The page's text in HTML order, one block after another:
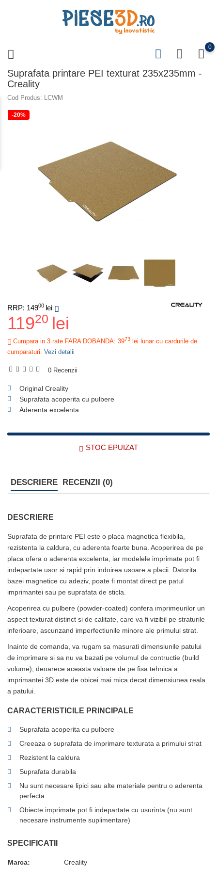
0
Suprafata printare PEI texturat 235x235mm -
Creality
Cod Produs: LCWM
-20%
RRP: 14900 lei
11920 lei
Cumpara in 3 rate FARA DOBANDA: 3973 lei lunar cu cardurile de
cumparaturi. Vezi detalii
0 Recenzii
Original Creality
Suprafata acoperita cu pulbere
Aderenta excelenta
STOC EPUIZAT
DESCRIERE RECENZII (0)
DESCRIERE
Suprafata de printare PEI este o placa magnetica flexibila,
rezistenta la caldura, cu aderenta foarte buna. Acoperirea de pe
placa ofera o aderenta excelenta, iar modelele imprimate pot fi
indepartate usor si rapid prin indoirea usoare a placii. Datorita
bazei magnetice cu adeziv, poate fi montat direct pe patul
imprimantei sau pe suprafata de sticla.
Acoperirea cu pulbere (powder-coated) confera imprimeurilor un
aspect texturat distinct si de calitate, care va fi vizibil pe straturile
inferioare, ascunzand imperfectiunile minore ale primului strat.
Inainte de comanda, va rugam sa masurati dimensiunile patului
de imprimare si sa nu va bazati pe volumul de contructie (build
volume), deoarece aceasta valoare de pe fisa tehnica a
imprimantei 3D este de obicei mai mica decat dimensiunea reala
a patului.
CARACTERISTICILE PRINCIPALE
Suprafata acoperita cu pulbere
Creeaza o suprafata de imprimare texturata a primului strat
Rezistent la caldura
Suprafata durabila
Nu sunt necesare lipici sau alte materiale pentru o aderenta
perfecta.
Obiecte imprimate pot fi indepartate cu usurinta (nu sunt
necesare instrumente suplimentare)
SPECIFICATII
Marca: Creality